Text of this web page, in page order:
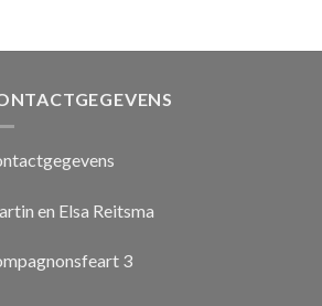
en Elsa Reitsma
3